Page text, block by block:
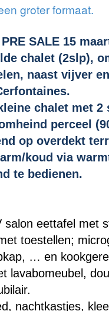
groter formaat.
SALE 15
chalet (2slp),
naast vijver
chalet met 2
perceel
op overdekt
koud via
te bedienen.
salon eettafel met
toestellen;
… en
lavabomeubel,
nachtkastjes,